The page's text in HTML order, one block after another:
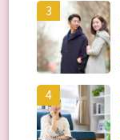
3
4